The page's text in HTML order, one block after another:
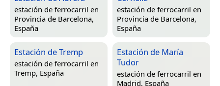
estación de ferrocarril en
Provincia de Barcelona,
España
estación de ferrocarril en
Provincia de Barcelona,
España
Estación de Tremp
estación de ferrocarril en
Tremp, España
Estación de María
Tudor
estación de ferrocarril en
Madrid, España